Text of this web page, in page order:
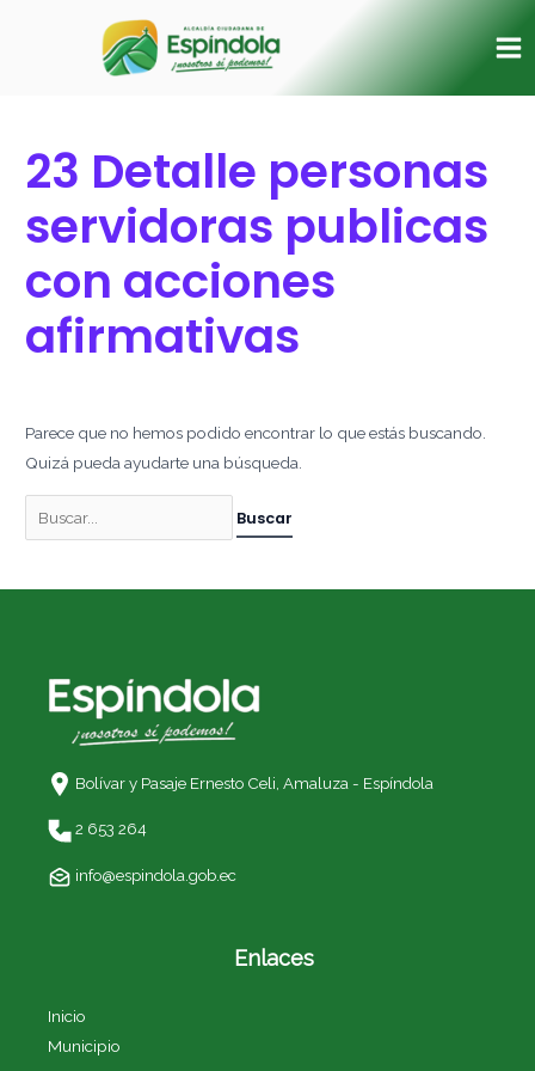
23 Detalle personas
servidoras publicas
con acciones
afirmativas
Parece que no hemos podido encontrar lo que estás buscando.
Quizá pueda ayudarte una búsqueda.
Bolívar y Pasaje Ernesto Celi, Amaluza - Espíndola
2 653 264
info@espindola.gob.ec
Enlaces
Inicio
Municipio